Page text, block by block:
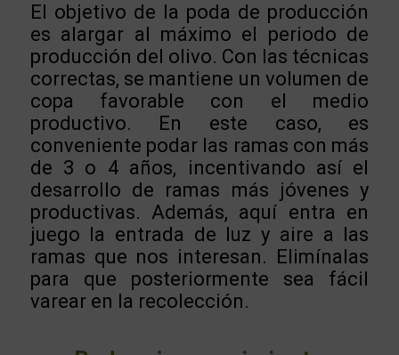
El objetivo de la poda de producción
es alargar al máximo el periodo de
producción del olivo. Con las técnicas
correctas, se mantiene un volumen de
copa favorable con el medio
productivo. En este caso, es
conveniente podar las ramas con más
de 3 o 4 años, incentivando así el
desarrollo de ramas más jóvenes y
productivas. Además, aquí entra en
juego la entrada de luz y aire a las
ramas que nos interesan. Elimínalas
para que posteriormente sea fácil
varear en la recolección.